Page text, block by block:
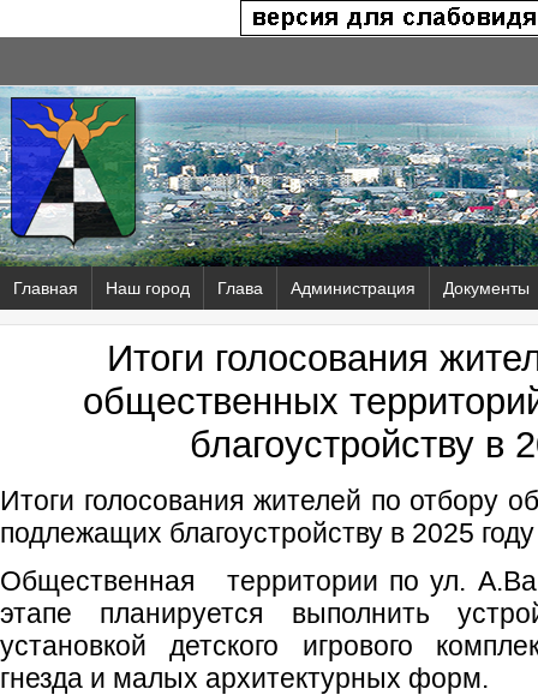
Главная Наш город Глава Администрация Документы
Итоги голосования
общественных
благоустройству в
Итоги голосования жителей по отбору
подлежащих благоустройству в 2025 году
Общественная территории по ул.
этапе планируется выполнить
установкой детского игрового
гнезда и малых архитектурных форм.